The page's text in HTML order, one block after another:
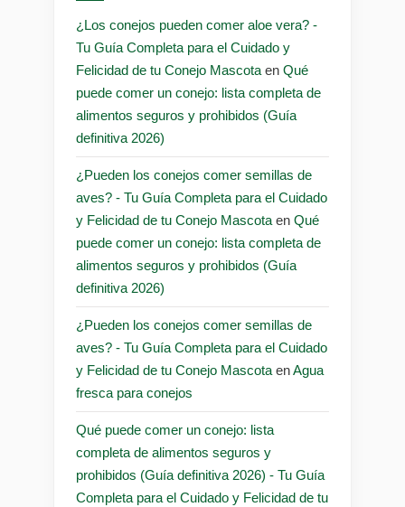
¿Los conejos pueden comer aloe vera? -
Tu Guía Completa para el Cuidado y
Felicidad de tu Conejo Mascota en Qué
puede comer un conejo: lista completa de
alimentos seguros y prohibidos (Guía
definitiva 2026)
¿Pueden los conejos comer semillas de
aves? - Tu Guía Completa para el Cuidado
y Felicidad de tu Conejo Mascota en Qué
puede comer un conejo: lista completa de
alimentos seguros y prohibidos (Guía
definitiva 2026)
¿Pueden los conejos comer semillas de
aves? - Tu Guía Completa para el Cuidado
y Felicidad de tu Conejo Mascota enAgua
fresca para conejos
Qué puede comer un conejo: lista
completa de alimentos seguros y
prohibidos (Guía definitiva 2026) - Tu Guía
Completa para el Cuidado y Felicidad de tu